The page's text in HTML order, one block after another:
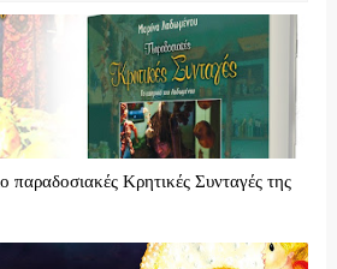
παραδοσιακές Κρητικές Συνταγές της